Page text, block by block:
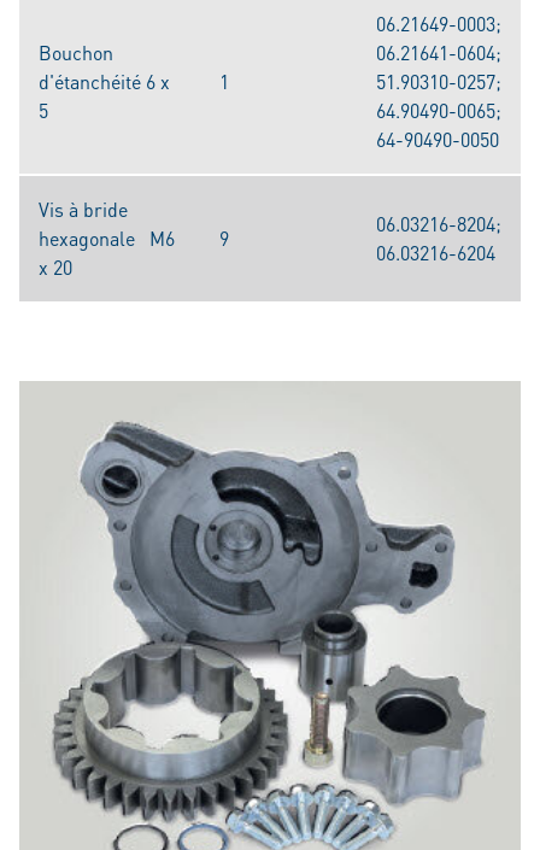
Bouchon
d'étanchéité 6 x
5
1
06.21649-0003;
06.21641-0604;
51.90310-0257;
64.90490-0065;
64-90490-0050
Vis à bride
hexagonale M6
x 20
9
06.03216-8204;
06.03216-6204